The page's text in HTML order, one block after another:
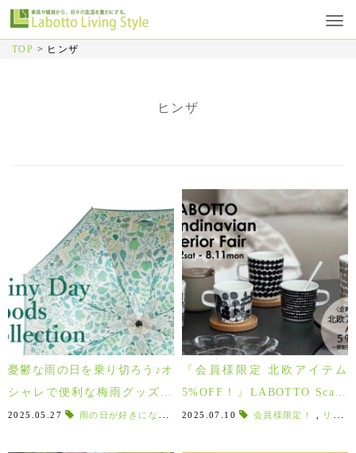
TOP > ヒンザ
ヒンザ
憂鬱な雨の日を乗り切ろう♪オ
シャレで便利な梅雨グッズ10
選！！
2025.05.27 雨の日が好きになる 雨グッズ, 梅雨グッズ,リぺル ,マリ
『会員様限定 北欧アイテム
5%OFF！』LABOTTO Scand
inavian Interior Fair 2025 7/
2025.07.10 会員様限定！ リンドベリデザイン